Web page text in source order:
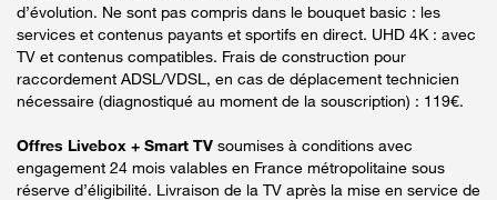
d’évolution. Ne sont pas compris dans le bouquet basic : les
services et contenus payants et sportifs en direct. UHD 4K : avec
TV et contenus compatibles. Frais de construction pour
raccordement ADSL/VDSL, en cas de déplacement technicien
nécessaire (diagnostiqué au moment de la souscription) : 119€.
Offres Livebox + Smart TV soumises à conditions avec
engagement 24 mois valables en France métropolitaine sous
réserve d’éligibilité. Livraison de la TV après la mise en service de